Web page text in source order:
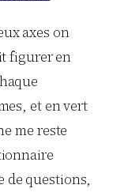
axes on
figurer en
et en vert
me reste
de questions,